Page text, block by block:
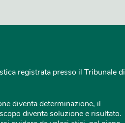
registrata presso il Tribunale di
diventa determinazione, il
diventa soluzione e risultato.